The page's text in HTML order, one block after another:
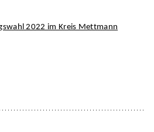
2022 im Kreis Mettmann